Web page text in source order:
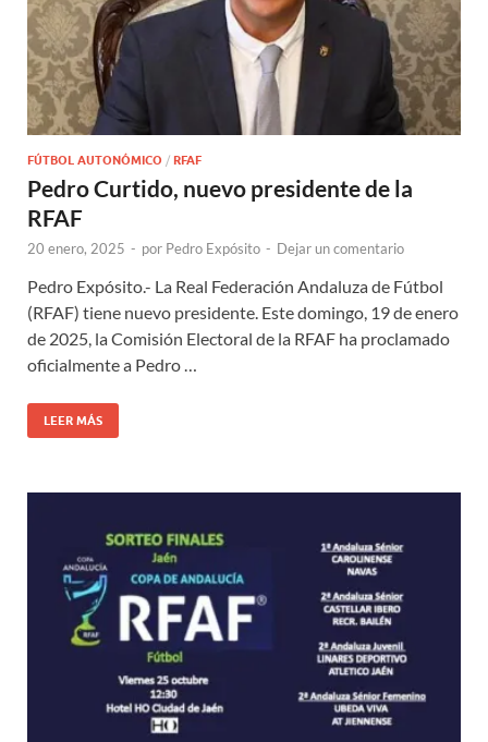
FÚTBOL AUTONÓMICO / RFAF
Pedro Curtido, nuevo presidente de la
RFAF
20 enero, 2025 - por Pedro Expósito - Dejar un comentario
Pedro Expósito.- La Real Federación Andaluza de Fútbol
(RFAF) tiene nuevo presidente. Este domingo, 19 de enero
de 2025, la Comisión Electoral de la RFAF ha proclamado
oficialmente a Pedro …
LEER MÁS